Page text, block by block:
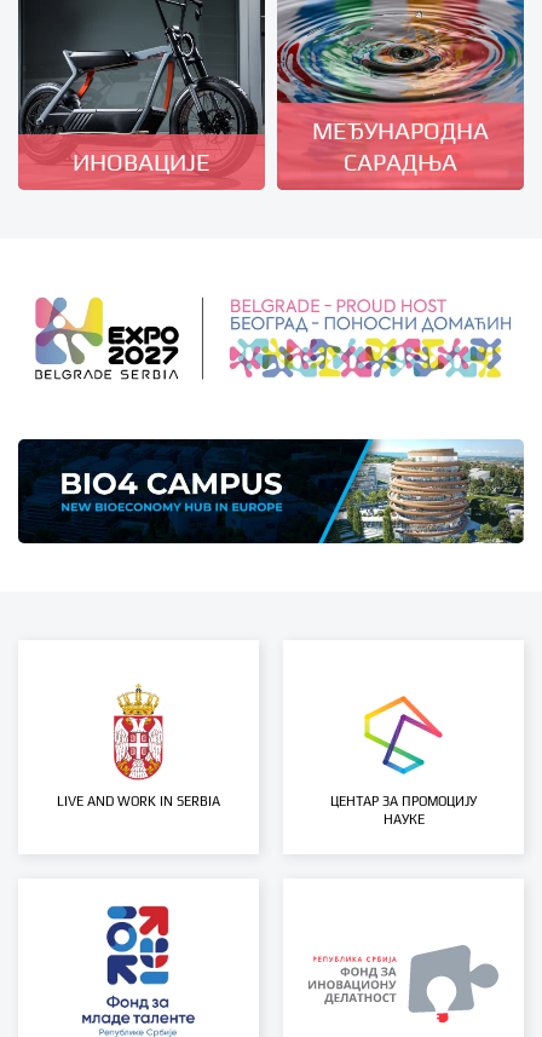
ИНОВАЦИЈЕ
МЕЂУНАРОДНА
САРАДЊА
LIVE AND WORK IN SERBIA
ЦЕНТАР ЗА ПРОМОЦИЈУ
НАУКЕ